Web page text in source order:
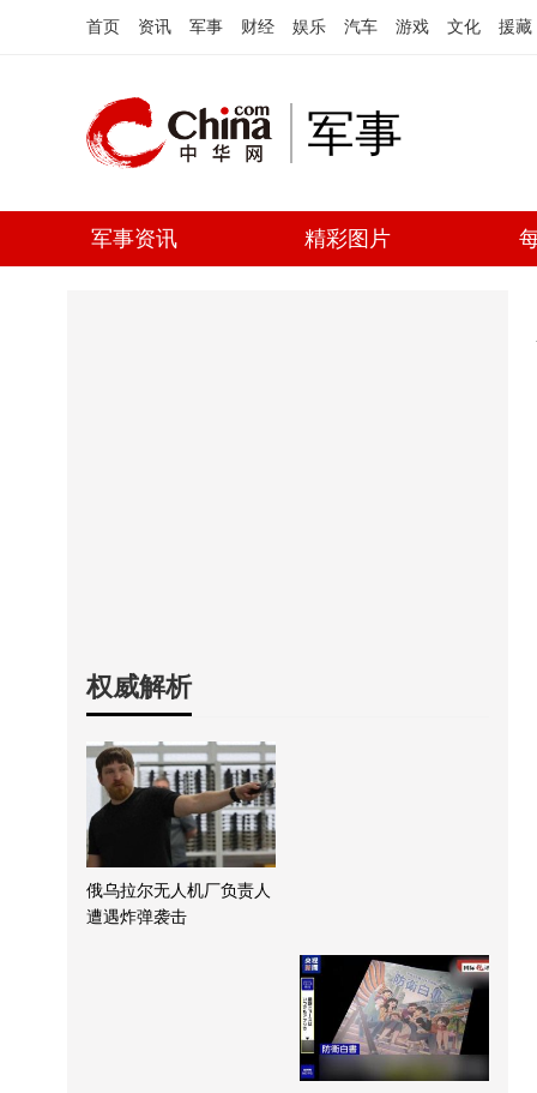
首页 资讯 军事 财经 娱乐 汽车 游戏 文化 援藏
军事
军事资讯 精彩图片
权威解析
俄乌拉尔无人机厂负责人
遭遇炸弹袭击